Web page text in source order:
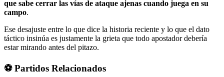
que sabe cerrar las vías de ataque ajenas cuando juega en su
campo.
Ese desajuste entre lo que dice la historia reciente y lo que el dato
táctico insinúa es justamente la grieta que todo apostador debería
estar mirando antes del pitazo.
⚽ Partidos Relacionados